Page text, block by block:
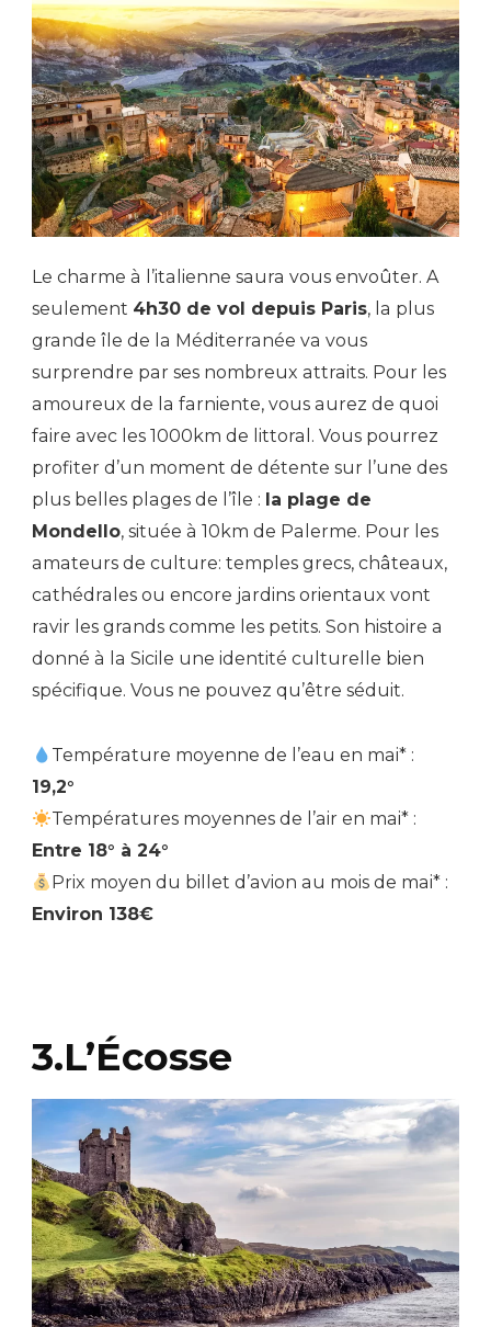
Le charme à l’italienne saura vous envoûter. A
seulement 4h30 de vol depuis Paris, la plus
grande île de la Méditerranée va vous
surprendre par ses nombreux attraits. Pour les
amoureux de la farniente, vous aurez de quoi
faire avec les 1000km de littoral. Vous pourrez
profiter d’un moment de détente sur l’une des
plus belles plages de l’île : la plage de
Mondello, située à 10km de Palerme. Pour les
amateurs de culture: temples grecs, châteaux,
cathédrales ou encore jardins orientaux vont
ravir les grands comme les petits. Son histoire a
donné à la Sicile une identité culturelle bien
spécifique. Vous ne pouvez qu’être séduit.
Température moyenne de l’eau en mai* :
19,2°
Températures moyennes de l’air en mai* :
Entre 18° à 24°
Prix moyen du billet d’avion au mois de mai* :
Environ 138€
3.L’Écosse